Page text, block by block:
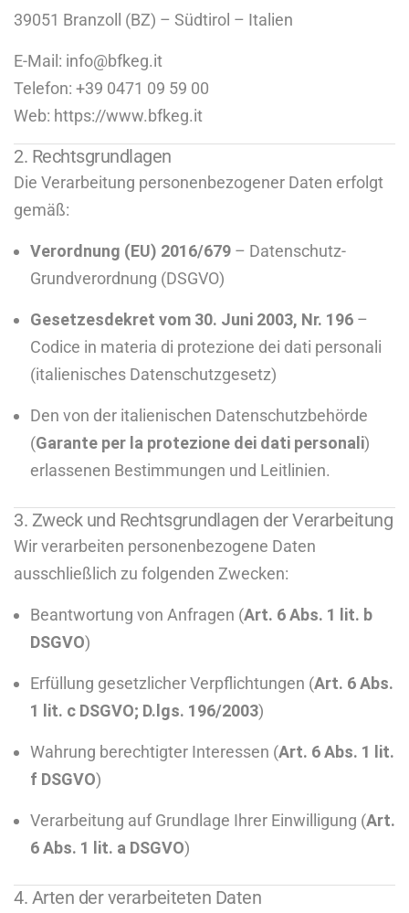
39051 Branzoll (BZ) – Südtirol – Italien
E-Mail: info@bfkeg.it
Telefon: +39 0471 09 59 00
Web: https://www.bfkeg.it
2. Rechtsgrundlagen
Die Verarbeitung personenbezogener Daten erfolgt
gemäß:
Verordnung (EU) 2016/679 – Datenschutz-
Grundverordnung (DSGVO)
Gesetzesdekret vom 30. Juni 2003, Nr. 196 –
Codice in materia di protezione dei dati personali
(italienisches Datenschutzgesetz)
Den von der italienischen Datenschutzbehörde
(Garante per la protezione dei dati personali)
erlassenen Bestimmungen und Leitlinien.
3. Zweck und Rechtsgrundlagen der Verarbeitung
Wir verarbeiten personenbezogene Daten
ausschließlich zu folgenden Zwecken:
Beantwortung von Anfragen (Art. 6 Abs. 1 lit. b
DSGVO)
Erfüllung gesetzlicher Verpflichtungen (Art. 6 Abs.
1 lit. c DSGVO; D.lgs. 196/2003)
Wahrung berechtigter Interessen (Art. 6 Abs. 1 lit.
f DSGVO)
Verarbeitung auf Grundlage Ihrer Einwilligung (Art.
6 Abs. 1 lit. a DSGVO)
4. Arten der verarbeiteten Daten